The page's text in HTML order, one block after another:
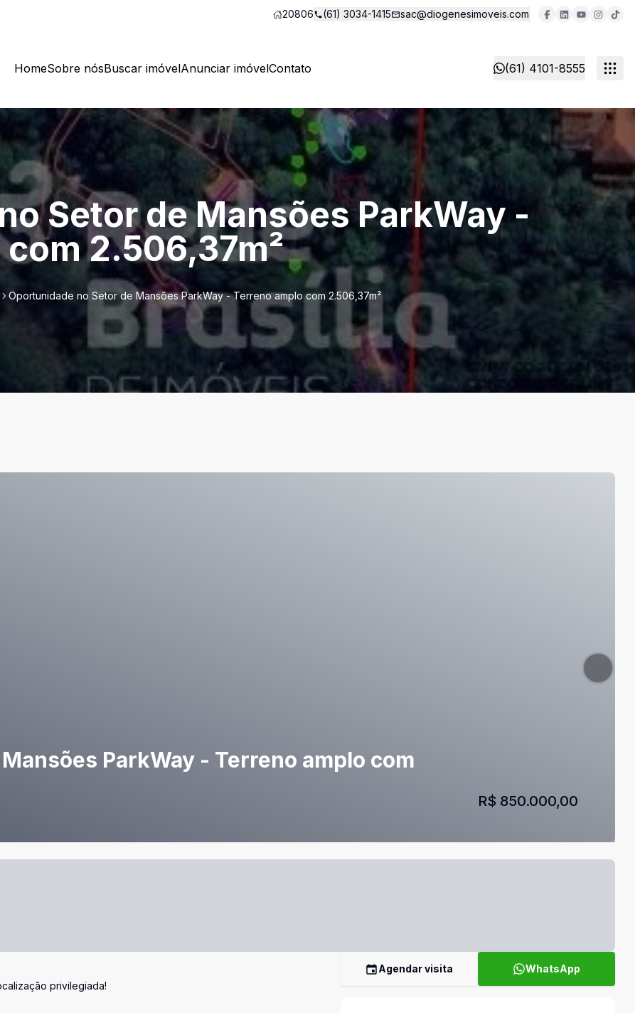
20806 (61) 3034-1415 sac@diogenesimoveis.com
HomeSobre nósBuscar imóvelAnunciar imóvelContato (61) 4101-8555
Setor de Mansões ParkWay -
2.506,37m²
Oportunidade no Setor de Mansões ParkWay - Terreno amplo com 2.506,37m²
ParkWay - Terreno amplo com
R$ 850.000,00
privilegiada!
Agendar visita WhatsApp